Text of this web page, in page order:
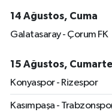
14 Ağustos, Cuma
Galatasaray - Çorum FK
15 Ağustos,
Konyaspor - Rizespor
Kasımpaşa -